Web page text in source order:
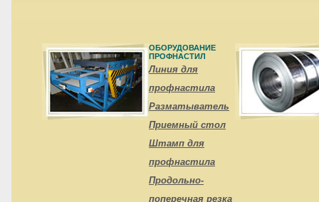
ОБОРУДОВАНИЕ
ПРОФНАСТИЛ
Линия для
профнастила
Разматыватель
Приемный стол
Штамп для
профнастила
Продольно-
поперечная резка